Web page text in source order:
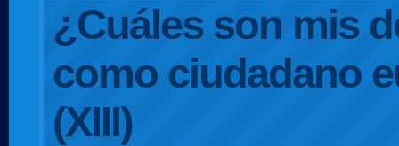
¿Cuáles son mis
como ciudadano
(XIII)